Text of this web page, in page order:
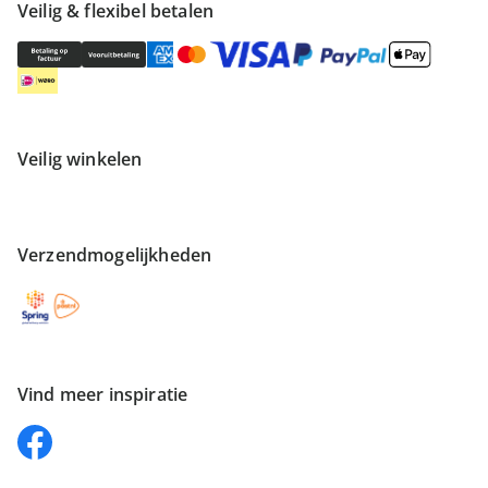
Veilig & flexibel betalen
Veilig winkelen
Verzendmogelijkheden
Vind meer inspiratie